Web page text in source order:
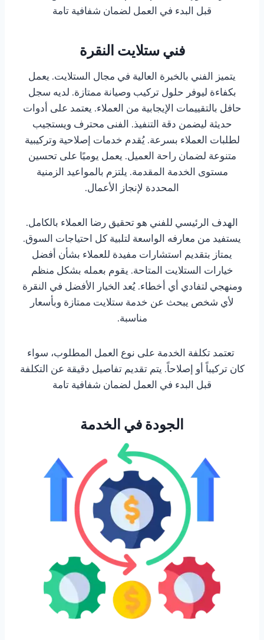
قبل البدء في العمل لضمان شفافية تامة
فني ستلايت النقرة
يتميز الفني بالخبرة العالية في مجال الستلايت. يعمل
بكفاءة ليوفر حلول تركيب وصيانة ممتازة. لديه سجل
حافل بالتقييمات الإيجابية من العملاء. يعتمد على أدوات
حديثة ليضمن دقة التنفيذ. الفنى محترف ويستجيب
لطلبات العملاء بسرعة. يُقدم خدمات إصلاحية وتركيبية
متنوعة لضمان راحة العميل. يعمل يوميًا على تحسين
مستوى الخدمة المقدمة. يلتزم بالمواعيد الزمنية
المحددة لإنجاز الأعمال.
الهدف الرئيسي للفني هو تحقيق رضا العملاء بالكامل.
يستفيد من معارفه الواسعة لتلبية كل احتياجات السوق.
يمتاز بتقديم استشارات مفيدة للعملاء بشأن أفضل
خيارات الستلايت المتاحة. يقوم بعمله بشكل منظم
ومنهجي لتفادي أي أخطاء. يُعد الخيار الأفضل في النقرة
لأي شخص يبحث عن خدمة ستلايت ممتازة وبأسعار
مناسبة.
تعتمد تكلفة الخدمة على نوع العمل المطلوب، سواء
كان تركيباً أو إصلاحاً. يتم تقديم تفاصيل دقيقة عن التكلفة
قبل البدء في العمل لضمان شفافية تامة
الجودة في الخدمة